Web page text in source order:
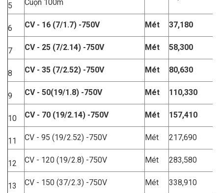
5 Cuộn 100m
6 CV - 16 (7/1.7) -750V Mét 37,180
7 CV - 25 (7/2.14) -750V Mét 58,300
8 CV - 35 (7/2.52) -750V Mét 80,630
9 CV - 50(19/1.8) -750V Mét 110,330
10 CV - 70 (19/2.14) -750V Mét 157,410
11 CV - 95 (19/2.52) -750V Mét 217,690
12 CV - 120 (19/2.8) -750V Mét 283,580
13 CV - 150 (37/2.3) -750V Mét 338,910